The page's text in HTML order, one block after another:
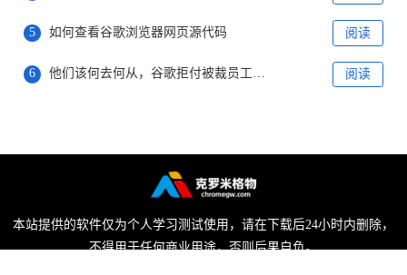
5 如何查看谷歌浏览器网页源代码 阅读
6 他们该何去何从，谷歌拒付被裁员工剩余病产假工资 阅读
本站提供的软件仅为个人学习测试使用，请在下载后24小时内删除，
不得用于任何商业用途，否则后果自负。